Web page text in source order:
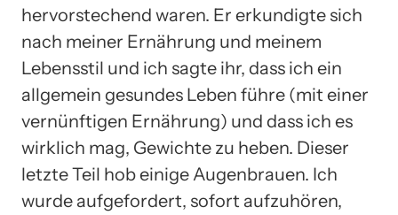
hervorstechend waren. Er erkundigte sich
nach meiner Ernährung und meinem
Lebensstil und ich sagte ihr, dass ich ein
allgemein gesundes Leben führe (mit einer
vernünftigen Ernährung) und dass ich es
wirklich mag, Gewichte zu heben. Dieser
letzte Teil hob einige Augenbrauen. Ich
wurde aufgefordert, sofort aufzuhören,